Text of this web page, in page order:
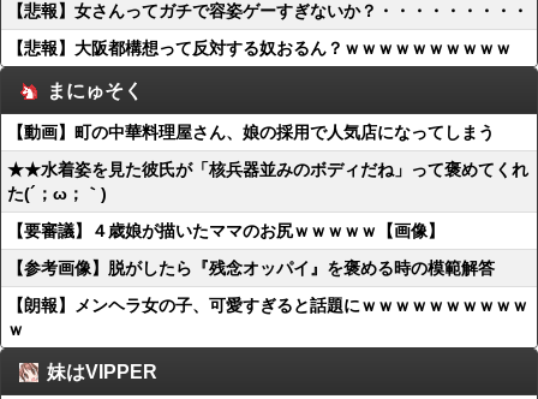
【悲報】女さんってガチで容姿ゲーすぎないか？・・・・・・・・・
【悲報】大阪都構想って反対する奴おるん？ｗｗｗｗｗｗｗｗｗｗ
まにゅそく
【動画】町の中華料理屋さん、娘の採用で人気店になってしまう
★★水着姿を見た彼氏が「核兵器並みのボディだね」って褒めてくれ
た(´；ω；｀)
【要審議】４歳娘が描いたママのお尻ｗｗｗｗｗ【画像】
【参考画像】脱がしたら『残念オッパイ』を褒める時の模範解答
【朗報】メンヘラ女の子、可愛すぎると話題にｗｗｗｗｗｗｗｗｗｗ
ｗ
妹はVIPPER